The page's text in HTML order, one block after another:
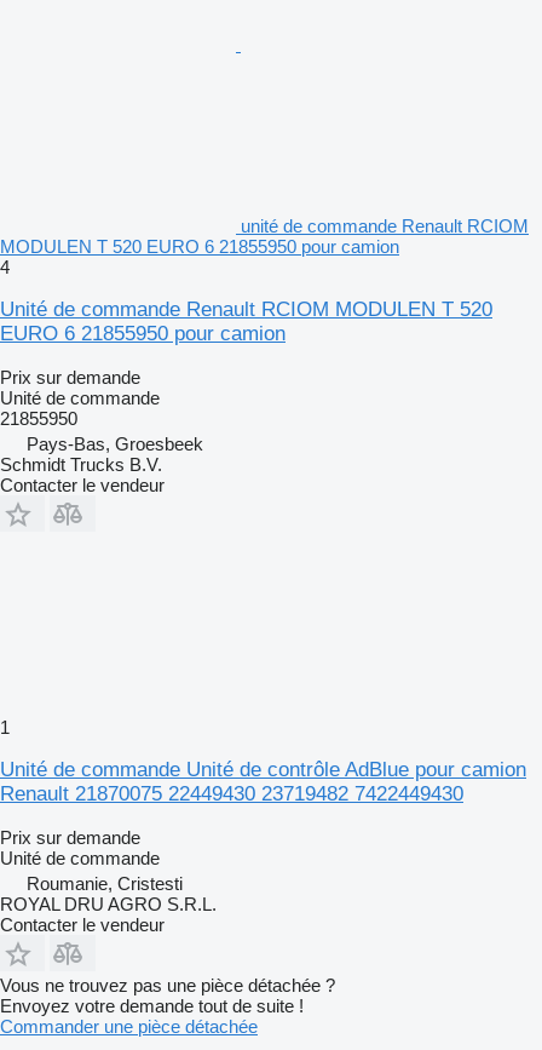
unité de commande Renault RCIOM
MODULEN T 520 EURO 6 21855950 pour camion
4
Unité de commande Renault RCIOM MODULEN T 520
EURO 6 21855950 pour camion
Prix sur demande
Unité de commande
21855950
Pays-Bas, Groesbeek
Schmidt Trucks B.V.
Contacter le vendeur
1
Unité de commande Unité de contrôle AdBlue pour camion
Renault 21870075 22449430 23719482 7422449430
Prix sur demande
Unité de commande
Roumanie, Cristesti
ROYAL DRU AGRO S.R.L.
Contacter le vendeur
Vous ne trouvez pas une pièce détachée ?
Envoyez votre demande tout de suite !
Commander une pièce détachée